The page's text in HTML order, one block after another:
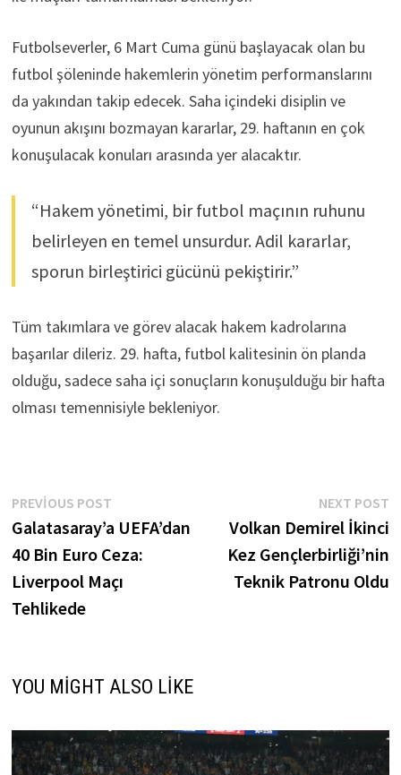
Futbolseverler, 6 Mart Cuma günü başlayacak olan bu
futbol şöleninde hakemlerin yönetim performanslarını
da yakından takip edecek. Saha içindeki disiplin ve
oyunun akışını bozmayan kararlar, 29. haftanın en çok
konuşulacak konuları arasında yer alacaktır.
“Hakem yönetimi, bir futbol maçının ruhunu
belirleyen en temel unsurdur. Adil kararlar,
sporun birleştirici gücünü pekiştirir.”
Tüm takımlara ve görev alacak hakem kadrolarına
başarılar dileriz. 29. hafta, futbol kalitesinin ön planda
olduğu, sadece saha içi sonuçların konuşulduğu bir hafta
olması temennisiyle bekleniyor.
Yazı
gezinmesi
PREVIOUS POSTPrevious
post:
Galatasaray’a UEFA’dan
40 Bin Euro Ceza:
Liverpool Maçı
Tehlikede
NEXT POST
Volkan Demirel İkinci
Kez Gençlerbirliği’nin
Teknik Patronu Oldu
YOU MIGHT ALSO LIKE